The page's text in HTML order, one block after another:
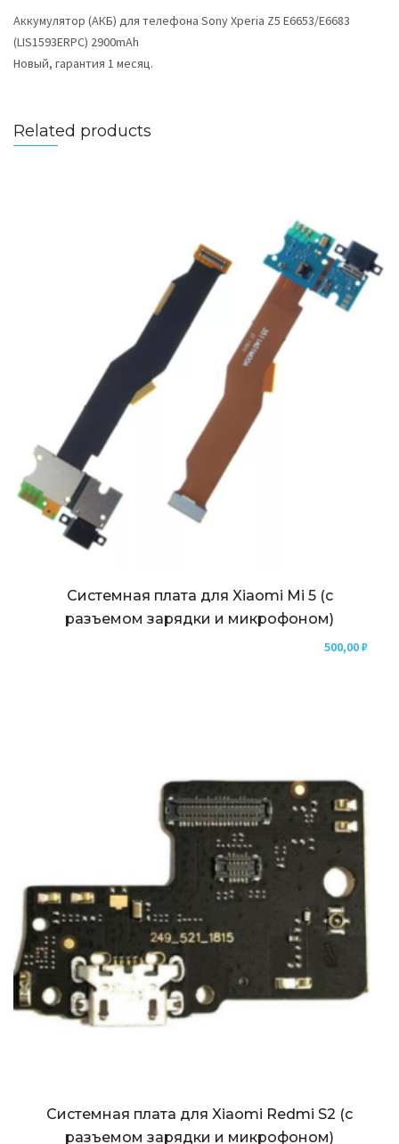
Аккумулятор (АКБ) для телефона Sony Xperia Z5 E6653/E6683
(LIS1593ERPC) 2900mAh
Новый, гарантия 1 месяц.
Related products
Системная плата для Xiaomi Mi 5 (с
разъемом зарядки и микрофоном)
500,00₽
Системная плата для Xiaomi Redmi S2 (с
разъемом зарядки и микрофоном)